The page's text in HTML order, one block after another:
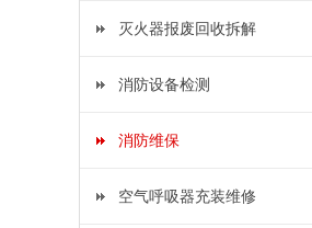
灭火器报废回收拆解
消防设备检测
消防维保
空气呼吸器充装维修